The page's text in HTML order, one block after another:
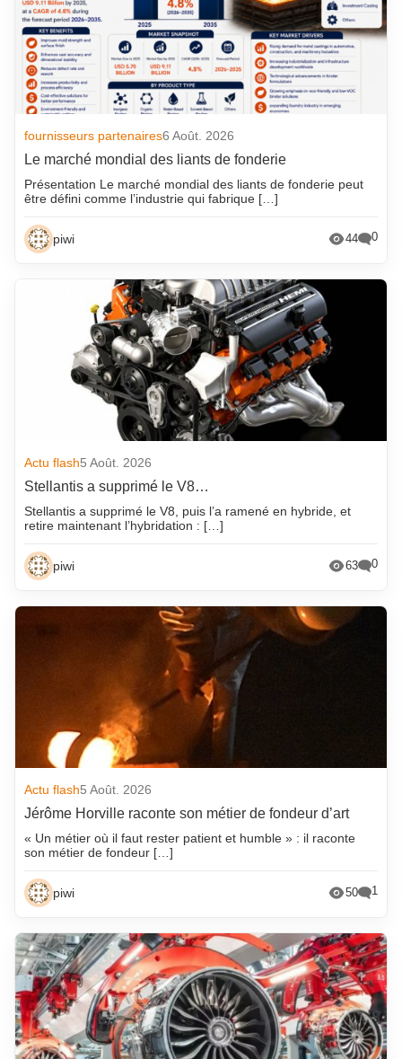
fournisseurs partenaires6 Août. 2026
Le marché mondial des liants de fonderie
Présentation Le marché mondial des liants de fonderie peut
être défini comme l’industrie qui fabrique […]
piwi 44 0
Actu flash5 Août. 2026
Stellantis a supprimé le V8…
Stellantis a supprimé le V8, puis l’a ramené en hybride, et
retire maintenant l’hybridation : […]
piwi 63 0
Actu flash5 Août. 2026
Jérôme Horville raconte son métier de fondeur d’art
« Un métier où il faut rester patient et humble » : il raconte
son métier de fondeur […]
piwi 50 1